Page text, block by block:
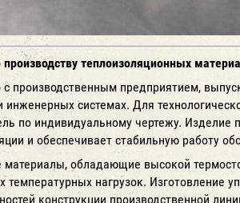
теплоизоляционных
производственным предприятием,
системах. Для
по индивидуальному чертежу.
и обеспечивает стабильную работу
обладающие высокой
нагрузок. Изготовление
конструкции производственной